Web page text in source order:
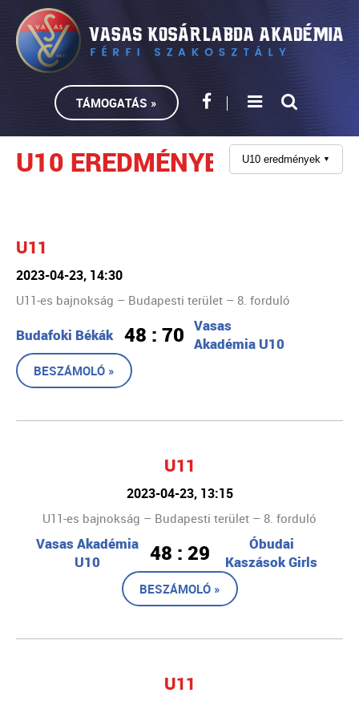
TÁMOGATÁS »
U10 EREDMÉNYEK U10 eredmények ▼
U11
2023-04-23, 14:30
U11-es bajnokság – Budapesti terület – 8. forduló
Budafoki Békák 48 : 70 Vasas
Akadémia U10
BESZÁMOLÓ »
U11
2023-04-23, 13:15
U11-es bajnokság – Budapesti terület – 8. forduló
Vasas Akadémia
U10
48 : 29
Óbudai
Kaszások Girls
BESZÁMOLÓ »
U11